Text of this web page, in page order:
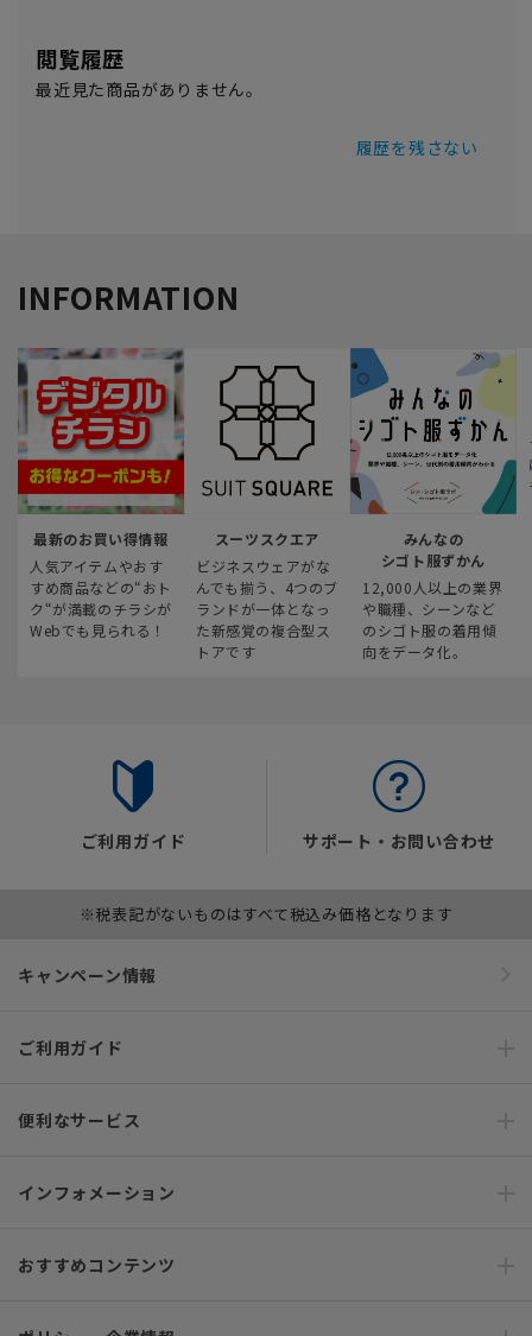
閲覧履歴
最近見た商品がありません。
履歴を残さない
INFORMATION
最新のお買い得情報
人気アイテムやおす
すめ商品などの“おト
ク“が満載のチラシが
Webでも見られる！
スーツスクエア
ビジネスウェアがな
んでも揃う、4つのブ
ランドが一体となっ
た新感覚の複合型ス
トアです
みんなの
シゴト服ずかん
12,000人以上の業界
や職種、シーンなど
のシゴト服の着用傾
向をデータ化。
ご利用ガイド サポート・お問い合わせ
※税表記がないものはすべて税込み価格となります
キャンペーン情報
ご利用ガイド
便利なサービス
インフォメーション
おすすめコンテンツ